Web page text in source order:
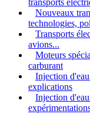
transports
Nouveaux
technologies,
Transports
avions...
Moteurs
carburant
Injection
explications
Injection